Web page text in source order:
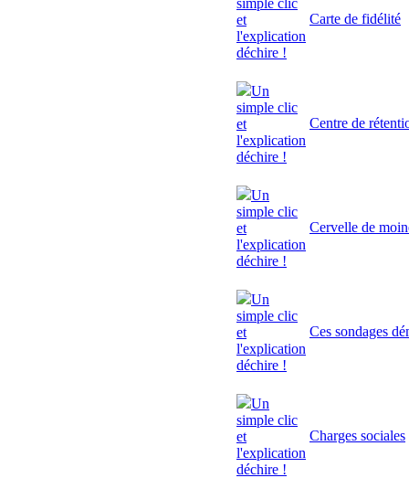
et
l'explication
déchire !
Carte de fidélité
Un
simple clic
et
l'explication
déchire !
Centre de
Un
simple clic
et
l'explication
déchire !
Cervelle de
Un
simple clic
et
l'explication
déchire !
Ces sondages
Un
simple clic
et
l'explication
déchire !
Charges sociales